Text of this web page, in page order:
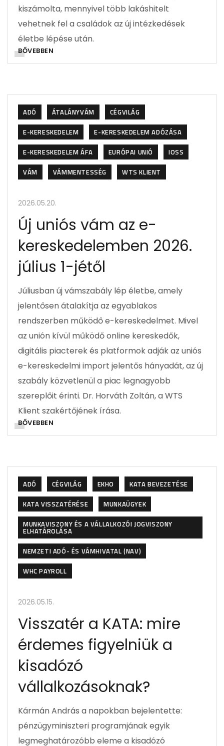
kiszámolta, mennyivel több lakáshitelt
vehetnek fel a családok az új intézkedések
életbe lépése után.
BŐVEBBEN
ADÓ ÁTALÁNYVÁM
CÉGVILÁG
E-KERESKEDELEM
E-KERESKEDELEM ADÓZÁSA
E-KERESKEDELEM ÁFA
EURÓPAI UNIÓ
IOSS
VÁM
VÁMMENTESSÉG WTS KLIENT
2026.05.20.
Új uniós vám az e-
kereskedelemben 2026.
július 1-jétől
Júliusban új vámszabály lép életbe, amely
jelentősen átalakítja az egyablakos
rendszerben működő e-kereskedelmet. Mivel
az unión kívül működő online kereskedők,
digitális piacterek és platformok adják az uniós
e-kereskedelmi import jelentős hányadát, az új
szabály közvetlenül a piac legnagyobb
szereplőit érinti. Dr. Horváth Zoltán, a WTS
Klient szakértőjének írása.
BŐVEBBEN
ADÓ CÉGVILÁG EKHO
KATA BEVEZETÉSE
KATA VISSZATÉRÉSE
MUNKAÜGYEK
MUNKAVISZONY ÉS A VÁLLALKOZÓI JOGVISZONY
ELHATÁROLÁSA
NEMZETI ADÓ- ÉS VÁMHIVATAL (NAV)
WHC PAYROLL
2026.05.15.
Visszatér a KATA: mire
érdemes figyelniük a
kisadózó
vállalkozásoknak?
Kármán András a napokban bejelentette:
pénzügyminiszteri programjának egyik
legmeghatározóbb eleme a kisadózó